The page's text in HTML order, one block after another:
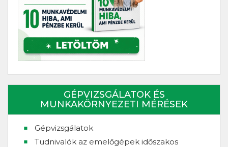
GÉPVIZSGÁLATOK ÉS
MUNKAKÖRNYEZETI MÉRÉSEK
Gépvizsgálatok
Tudnivalók az emelőgépek időszakos